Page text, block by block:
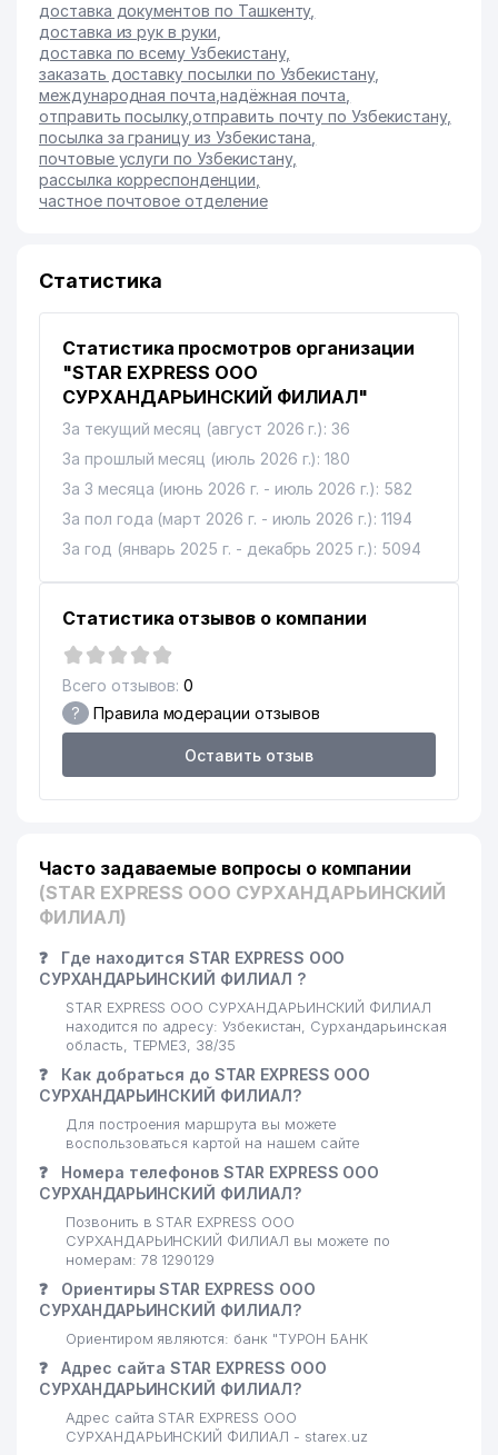
доставка документов по Ташкенту,
доставка из рук в руки
доставка по всему Узбекистану,
заказать доставку посылки по Узбекистану,
международная почта ,надёжная почта
отправить посылку,отправить почту по Узбекистану,
посылка за границу из Узбекистана
почтовые услуги по Узбекистану,
рассылка корреспонденции
частное почтовое отделение
Статистика
Статистика просмотров организации
"STAR EXPRESS ООО
СУРХАНДАРЬИНСКИЙ ФИЛИАЛ"
За текущий месяц (август 2026 г.): 36
За прошлый месяц (июль 2026 г.): 180
За 3 месяца (июнь 2026 г. - июль 2026 г.): 582
За пол года (март 2026 г. - июль 2026 г.): 1194
За год (январь 2025 г. - декабрь 2025 г.): 5094
Статистика отзывов о компании
Всего отзывов: 0
? Правила модерации отзывов
Оставить отзыв
Часто задаваемые вопросы о компании
(STAR EXPRESS ООО СУРХАНДАРЬИНСКИЙ
ФИЛИАЛ)
❓
Где находится STAR EXPRESS ООО
СУРХАНДАРЬИНСКИЙ ФИЛИАЛ ?
STAR EXPRESS ООО СУРХАНДАРЬИНСКИЙ ФИЛИАЛ
находится по адресу: Узбекистан, Сурхандарьинская
область, ТЕРМЕЗ, 38/35
❓
Как добраться до STAR EXPRESS ООО
СУРХАНДАРЬИНСКИЙ ФИЛИАЛ?
Для построения маршрута вы можете
воспользоваться картой на нашем сайте
❓
Номера телефонов STAR EXPRESS ООО
СУРХАНДАРЬИНСКИЙ ФИЛИАЛ?
Позвонить в STAR EXPRESS ООО
СУРХАНДАРЬИНСКИЙ ФИЛИАЛ вы можете по
номерам: 78 1290129
❓
Ориентиры STAR EXPRESS ООО
СУРХАНДАРЬИНСКИЙ ФИЛИАЛ?
Ориентиром являются: банк "ТУРОН БАНК
❓
Адрес сайта STAR EXPRESS ООО
СУРХАНДАРЬИНСКИЙ ФИЛИАЛ?
Адрес сайта STAR EXPRESS ООО
СУРХАНДАРЬИНСКИЙ ФИЛИАЛ - starex.uz